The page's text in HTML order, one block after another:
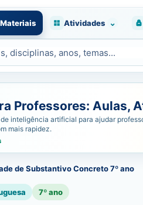
Materiais Atividades ⌄
Professores: Aulas,
inteligência artificial para ajudar
mais rapidez.
de Substantivo Concreto 7º ano
7º ano